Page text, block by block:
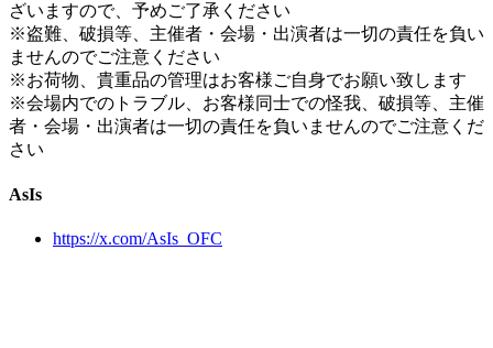
ざいますので、予めご了承ください
※盗難、破損等、主催者・会場・出演者は一切の責任を負い
ませんのでご注意ください
※お荷物、貴重品の管理はお客様ご自身でお願い致します
※会場内でのトラブル、お客様同士での怪我、破損等、主催
者・会場・出演者は一切の責任を負いませんのでご注意くだ
さい
AsIs
https://x.com/AsIs_OFC